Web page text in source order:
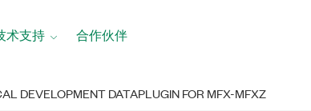
术支持 合作伙伴
DEVELOPMENT DATAPLUGIN FOR MFX-MFXZ